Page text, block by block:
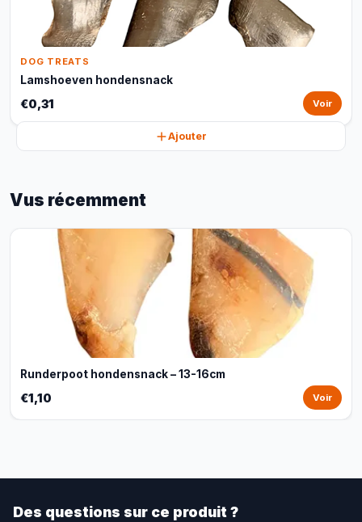
DOG TREATS
Lamshoeven hondensnack
€0,31 Voir
Ajouter
Vus récemment
Runderpoot hondensnack – 13-16cm
€1,10 Voir
Des questions sur ce produit ?